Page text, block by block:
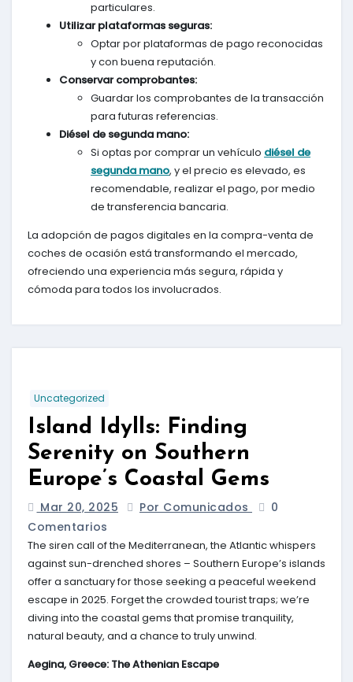
particulares.
Utilizar plataformas seguras:
Optar por plataformas de pago reconocidas
y con buena reputación.
Conservar comprobantes:
Guardar los comprobantes de la transacción
para futuras referencias.
Diésel de segunda mano:
Si optas por comprar un vehículo diésel de
segunda mano, y el precio es elevado, es
recomendable, realizar el pago, por medio
de transferencia bancaria.
La adopción de pagos digitales en la compra-venta de
coches de ocasión está transformando el mercado,
ofreciendo una experiencia más segura, rápida y
cómoda para todos los involucrados.
Uncategorized
Island Idylls: Finding
Serenity on Southern
Europe’s Coastal Gems
Mar 20, 2025 Por Comunicados
0
Comentarios
The siren call of the Mediterranean, the Atlantic whispers
against sun-drenched shores – Southern Europe’s islands
offer a sanctuary for those seeking a peaceful weekend
escape in 2025. Forget the crowded tourist traps; we’re
diving into the coastal gems that promise tranquility,
natural beauty, and a chance to truly unwind.
Aegina, Greece: The Athenian Escape